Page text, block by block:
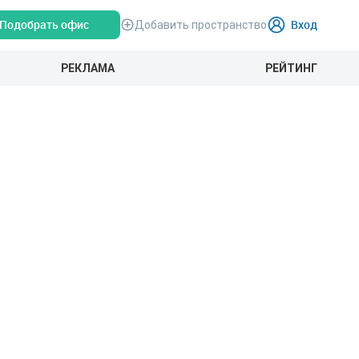
офис Добавить пространство Вход
РЕКЛАМА РЕЙТИНГ